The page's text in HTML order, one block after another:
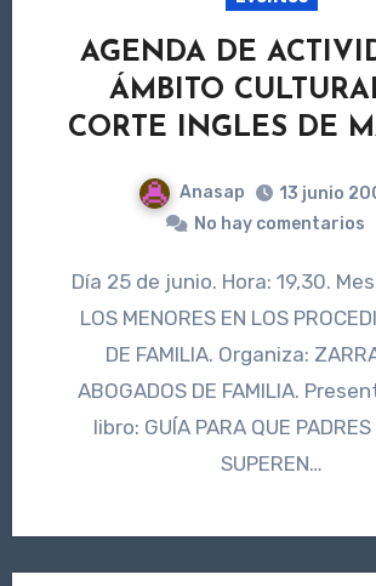
AGENDA DE
ÁMBITO
CORTE INGLES DE
Anasap
13 junio
No hay comentarios
Día 25 de junio. Hora: 19,30. Mesa redonda
LOS MENORES EN LOS
DE FAMILIA. Organiza:
ABOGADOS DE FAMILIA.
libro: GUÍA PARA QUE
SUPEREN…